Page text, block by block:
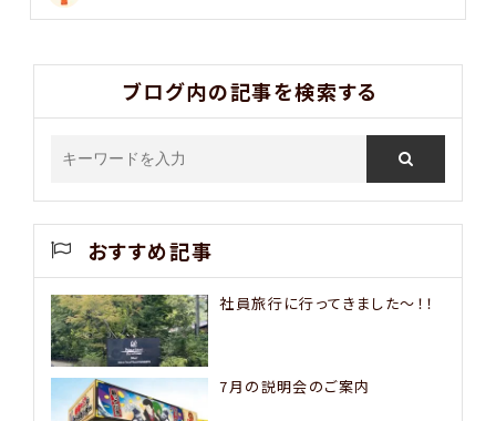
ブログ内の記事を検索する
おすすめ記事
社員旅行に行ってきました〜！！
7月の説明会のご案内